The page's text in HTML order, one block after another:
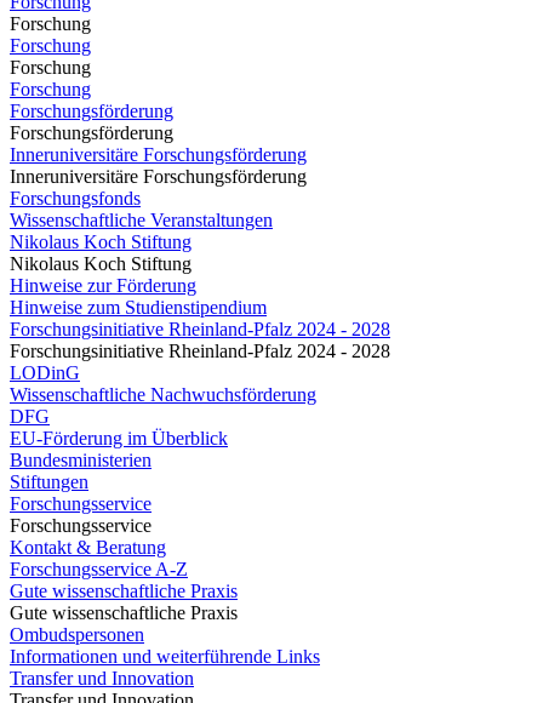
Forschung
Forschung
Forschung
Forschung
Forschungsförderung
Forschungsförderung
Inneruniversitäre Forschungsförderung
Inneruniversitäre Forschungsförderung
Forschungsfonds
Wissenschaftliche Veranstaltungen
Nikolaus Koch Stiftung
Nikolaus Koch Stiftung
Hinweise zur Förderung
Hinweise zum Studienstipendium
Forschungsinitiative Rheinland-Pfalz 2024 - 2028
Forschungsinitiative Rheinland-Pfalz 2024 - 2028
LODinG
Wissenschaftliche Nachwuchsförderung
DFG
EU-Förderung im Überblick
Bundesministerien
Stiftungen
Forschungsservice
Forschungsservice
Kontakt & Beratung
Forschungsservice A-Z
Gute wissenschaftliche Praxis
Gute wissenschaftliche Praxis
Ombudspersonen
Informationen und weiterführende Links
Transfer und Innovation